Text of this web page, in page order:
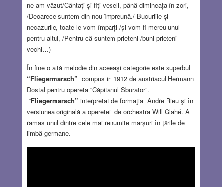
ne-am văzut/Cântați și fiți veseli, până dimineața în zori,
/Deoarece suntem din nou împreună./ Bucuriile și
necazurile, toate le vom împarți /și vom fi mereu unul
pentru altul, /Pentru că suntem prieteni /buni prieteni
vechi…)
În fine o altă melodie din aceeaşi categorie este superbul
“Fliegermarsch” compus in 1912 de austriacul Hermann
Dostal pentru opereta “Căpitanul Sburator”.
“Fliegermarsch” interpretat de formaţia Andre Rieu şi în
versiunea originală a operetei de orchestra Will Glahé. A
ramas unul dintre cele mai renumite marșuri în țările de
limbă germane.